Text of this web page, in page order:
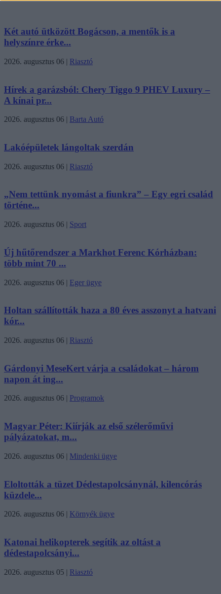
Két autó ütközött Bogácson, a mentők is a
helyszínre érke...
2026. augusztus 06 | Riasztó
Hírek a garázsból: Chery Tiggo 9 PHEV Luxury –
A kínai pr...
2026. augusztus 06 | Barta Autó
Lakóépületek lángoltak szerdán
2026. augusztus 06 | Riasztó
„Nem tettünk nyomást a fiunkra” – Egy egri család
történe...
2026. augusztus 06 | Sport
Új hűtőrendszer a Markhot Ferenc Kórházban:
több mint 70 ...
2026. augusztus 06 | Eger ügye
Holtan szállították haza a 80 éves asszonyt a hatvani
kór...
2026. augusztus 06 | Riasztó
Gárdonyi MeseKert várja a családokat – három
napon át ing...
2026. augusztus 06 | Programok
Magyar Péter: Kiírják az első szélerőművi
pályázatokat, m...
2026. augusztus 06 | Mindenki ügye
Eloltották a tüzet Dédestapolcsánynál, kilencórás
küzdele...
2026. augusztus 06 | Környék ügye
Katonai helikopterek segítik az oltást a
dédestapolcsányi...
2026. augusztus 05 | Riasztó